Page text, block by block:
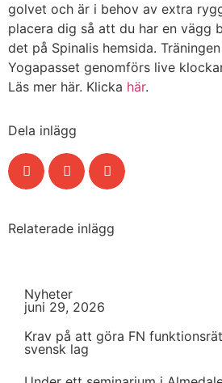
golvet och är i behov av extra
placera dig så att du har en vägg
det på Spinalis hemsida.
Yogapasset genomförs live
Läs mer här. Klicka här.
Dela inlägg
Relaterade inlägg
Nyheter
juni 29, 2026
Krav på att göra FN
svensk lag